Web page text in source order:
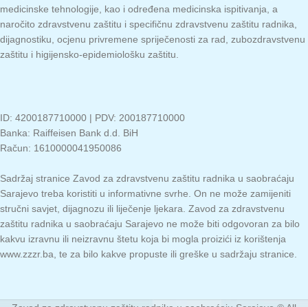
medicinske tehnologije, kao i određena medicinska ispitivanja, a
naročito zdravstvenu zaštitu i specifičnu zdravstvenu zaštitu radnika,
dijagnostiku, ocjenu privremene spriječenosti za rad, zubozdravstvenu
zaštitu i higijensko-epidemiološku zaštitu.
ID: 4200187710000 | PDV: 200187710000
Banka: Raiffeisen Bank d.d. BiH
Račun: 1610000041950086
Sadržaj stranice Zavod za zdravstvenu zaštitu radnika u saobraćaju
Sarajevo treba koristiti u informativne svrhe. On ne može zamijeniti
stručni savjet, dijagnozu ili liječenje ljekara. Zavod za zdravstvenu
zaštitu radnika u saobraćaju Sarajevo ne može biti odgovoran za bilo
kakvu izravnu ili neizravnu štetu koja bi mogla proizići iz korištenja
www.zzzr.ba, te za bilo kakve propuste ili greške u sadržaju stranice.